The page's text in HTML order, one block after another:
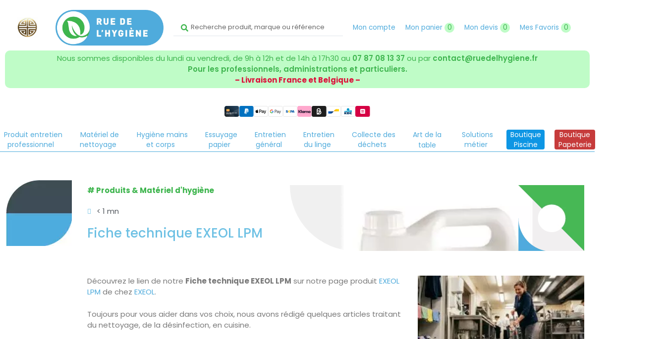
Mon compte Mon panier 0 Mon devis 0 Mes Favoris 0
Nous sommes disponibles du lundi au vendredi, de 9h à 12h et de 14h à 17h30 au 07 87 08 13 37 ou par contact@ruedelhygiene.fr
Pour les professionnels, administrations et particuliers.
– Livraison France et Belgique –
Produit entretien
professionnel
Matériel de
nettoyage
Hygiène mains
et corps
Essuyage
papier
Entretien
général
Entretien
du linge
Collecte des
déchets
Art de la
table
Solutions
métier
Boutique
Piscine
Boutique
Papeterie
# Produits & Matériel d'hygiène
< 1 mn
Fiche technique EXEOL LPM
Découvrez le lien de notre Fiche technique EXEOL LPM sur notre page produit EXEOL
LPM de chez EXEOL.
Toujours pour vous aider dans vos choix, nous avons rédigé quelques articles traitant
du nettoyage, de la désinfection, en cuisine.